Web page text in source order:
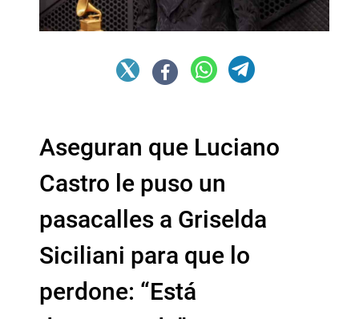
Aseguran que Luciano
Castro le puso un
pasacalles a Griselda
Siciliani para que lo
perdone: “Está